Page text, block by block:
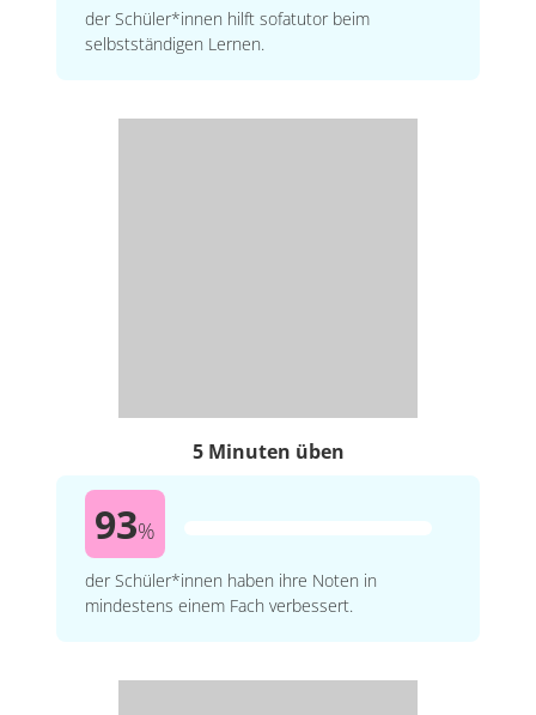
der Schüler*innen hilft sofatutor beim
selbstständigen Lernen.
5 Minuten üben
93%
der Schüler*innen haben ihre Noten in
mindestens einem Fach verbessert.